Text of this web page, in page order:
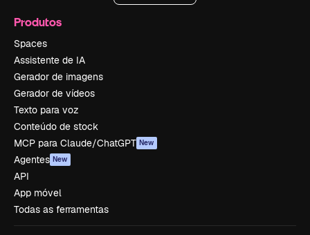
Produtos
Spaces
Assistente de IA
Gerador de imagens
Gerador de vídeos
Texto para voz
Conteúdo de stock
MCP para Claude/ChatGPT New
Agentes New
API
App móvel
Todas as ferramentas